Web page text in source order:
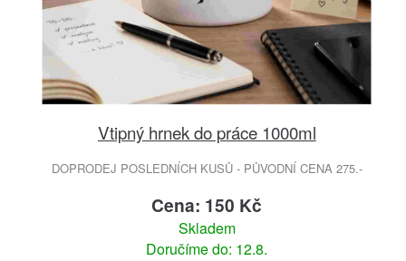
Vtipný hrnek do práce 1000ml
DOPRODEJ POSLEDNÍCH KUSŮ - PŮVODNÍ CENA 275.-
Cena: 150 Kč
Skladem
Doručíme do: 12.8.